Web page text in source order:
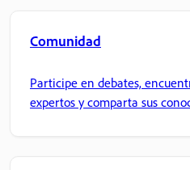
Comunidad
Participe en debates,
expertos y comparta sus